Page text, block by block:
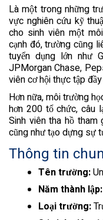
Là một trong những
vực nghiên cứu kỹ
cho sinh viên một
cạnh đó, trường cũng
tuyển dụng lớn như
JPMorgan Chase,
viên cơ hội thực tập
Hơn nữa, môi trường
hơn 200 tổ chức, câu
Sinh viên tha hồ tham
cũng như tạo dựng sự
Thông tin
Tên trường:
Năm thành lập:
Loại trường: